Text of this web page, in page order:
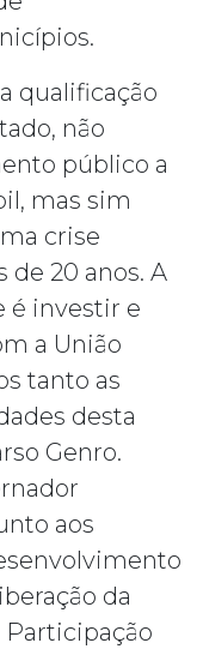
qualificação
não
público a
mas sim
crise
de 20 anos. A
é investir e
a União
tanto as
desta
Genro.
aos
da